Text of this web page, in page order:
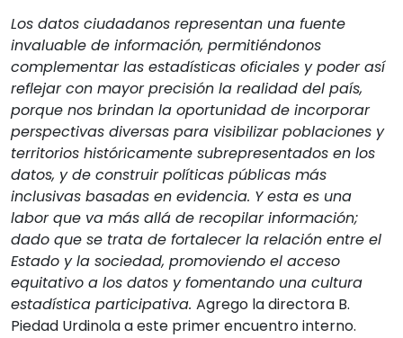
Los datos ciudadanos representan una fuente
invaluable de información, permitiéndonos
complementar las estadísticas oficiales y poder así
reflejar con mayor precisión la realidad del país,
porque nos brindan la oportunidad de incorporar
perspectivas diversas para visibilizar poblaciones y
territorios históricamente subrepresentados en los
datos, y de construir políticas públicas más
inclusivas basadas en evidencia. Y esta es una
labor que va más allá de recopilar información;
dado que se trata de fortalecer la relación entre el
Estado y la sociedad, promoviendo el acceso
equitativo a los datos y fomentando una cultura
estadística participativa. Agrego la directora B.
Piedad Urdinola a este primer encuentro interno.